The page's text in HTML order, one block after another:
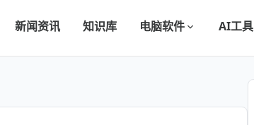
新闻资讯 知识库 电脑软件 AI工具